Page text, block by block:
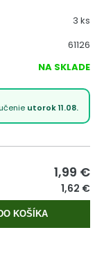
3 ks
61126
NA SKLADE
utorok 11.08.
1,99 €
1,62 €
KOŠÍKA